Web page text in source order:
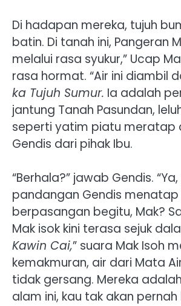
Di hadapan mereka, tujuh
batin. Di tanah ini, Pangeran
melalui rasa syukur,” Ucap
rasa hormat. “Air ini diambil
ka Tujuh Sumur. Ia adalah
jantung Tanah Pasundan,
seperti yatim piatu meratap
Gendis dari pihak Ibu.
“Berhala?” jawab Gendis.
pandangan Gendis
berpasangan begitu, Mak?
Mak isok kini terasa sejuk
Kawin Cai,” suara Mak Isoh
kemakmuran, air dari Mata
tidak gersang. Mereka
alam ini, kau tak akan